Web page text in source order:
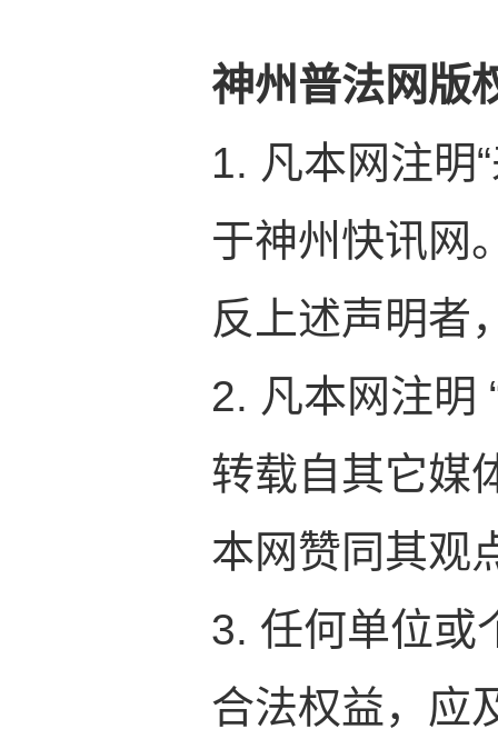
神州普法网版
1. 凡本网注明
于神州快讯网
反上述声明者
2. 凡本网注明
转载自其它媒
本网赞同其观
3. 任何单位或
合法权益，应